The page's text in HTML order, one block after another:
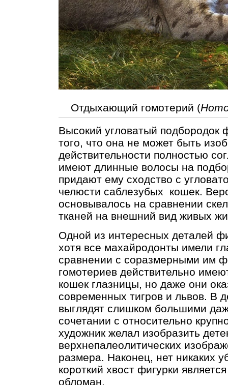
Отдыхающий гомотерий (
Высокий угловатый подбородок
того, что она не может быть
действительности полностью
имеют длинные волосы на
придают ему сходство с
челюсти саблезубых кошек.
основывалось на сравнении
тканей на внешний вид живых
Одной из интересных деталей
хотя все махайродонты имели
сравнении с соразмерными им
гомотериев действительно
кошек глазницы, но даже они
современных тигров и львов. В
выглядят слишком большими
сочетании с относительно
художник желал изобразить
верхнепалеолитических
размера. Наконец, нет никаких
короткий хвост фигурки
обломан.